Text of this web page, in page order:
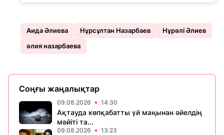
Аида Әлиева Нұрсұлтан Назарбаев
Нұрәлі Әлиев
әлия назарбаева
Соңғы жаңалықтар
09.08.2026 14:30
Ақтауда көпқабатты үй маңынан әйелдің
мәйіті та...
09.08.2026 13:23